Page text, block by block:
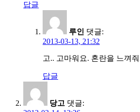
답글
루인 댓글:
2013-03-13, 21:32
고.. 고마워요. 혼란을 느껴
답글
당고 댓글: